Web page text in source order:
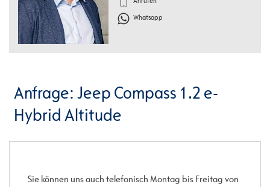
Whatsapp
Anfrage: Jeep Compass 1.2 e-
Hybrid Altitude
Sie können uns auch telefonisch Montag bis Freitag von